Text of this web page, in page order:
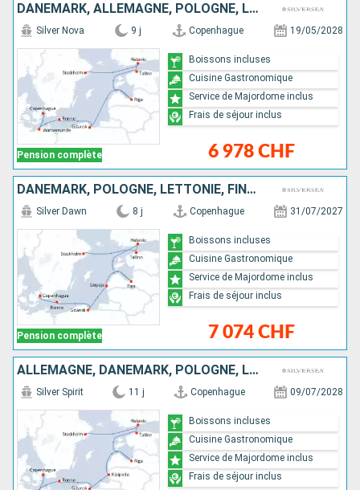
DANEMARK, ALLEMAGNE, POLOGNE, LETTONIE, ESTONIE, FINLANDE, SUÈDE
Pension complète
Silver Nova 9 j Copenhague 19/05/2028
6 978 CHF
Boissons incluses
Cuisine Gastronomique
Service de Majordome inclus
Frais de séjour inclus
DANEMARK, POLOGNE, LETTONIE, FINLANDE, ESTONIE, SUÈDE
Pension complète
Silver Dawn 8 j Copenhague 31/07/2027
7 074 CHF
Boissons incluses
Cuisine Gastronomique
Service de Majordome inclus
Frais de séjour inclus
ALLEMAGNE, DANEMARK, POLOGNE, LITUANIE, LETTONIE, ESTONIE, FINLANDE, SUÈDE
Silver Spirit 11 j Copenhague 09/07/2028
Boissons incluses
Cuisine Gastronomique
Service de Majordome inclus
Frais de séjour inclus